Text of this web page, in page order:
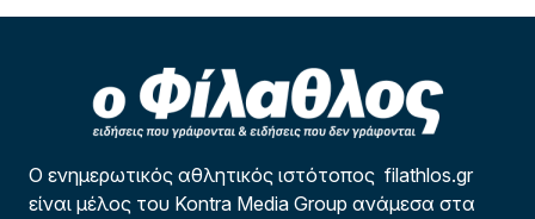
Ο ενημερωτικός αθλητικός ιστότοπος filathlos.gr
είναι μέλος του Kontra Media Group ανάμεσα στα